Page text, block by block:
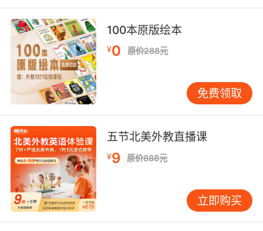
三、科学语境下的专业表述
海洋学研究要求精确的术语体
系。"Thermocline"（温跃层）描述水温急剧变
化的薄层，"euphotic zone"（透光带）强调光照
与温度的耦合关系。NASA海洋观测数据显示，
太平洋东部"argo floats"记录的温度数据常
需要结合图表解读训练。
学术写作中时态与语态的选择颇具讲究。描述长
期观测宜用现在时："The equatorial current
maintains 29°C annually"，而具体实验数据需
用过去时："Samples collected in March
revealed 12°C spike"。VIPKID学术英语课程设
100本原版绘本
¥0 原价288元
免费领取
五节北美外教直播课
¥9 原价888元
立即购买